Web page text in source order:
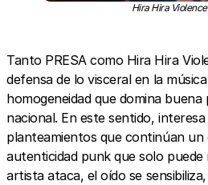
Hira Hira
Tanto PRESA como Hira Hira
defensa de lo visceral en la
homogeneidad que domina
nacional. En este sentido,
planteamientos que continúan
autenticidad punk que solo puede
artista ataca, el oído se